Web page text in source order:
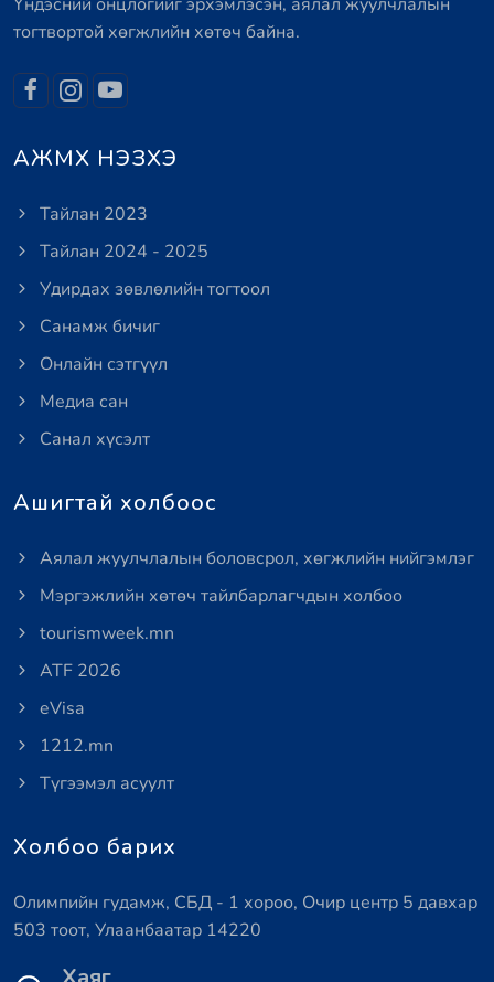
тогтвортой хөгжлийн хөтөч байна.
АЖМХ НЭЗХЭ
Тайлан 2023
Тайлан 2024 - 2025
Удирдах зөвлөлийн тогтоол
Санамж бичиг
Онлайн сэтгүүл
Медиа сан
Санал хүсэлт
Ашигтай холбоос
Аялал жуулчлалын боловсрол, хөгжлийн нийгэмлэг
Мэргэжлийн хөтөч тайлбарлагчдын холбоо
tourismweek.mn
ATF 2026
eVisa
1212.mn
Түгээмэл асуулт
Холбоо барих
Олимпийн гудамж, СБД - 1 хороо, Очир центр 5 давхар
503 тоот, Улаанбаатар 14220